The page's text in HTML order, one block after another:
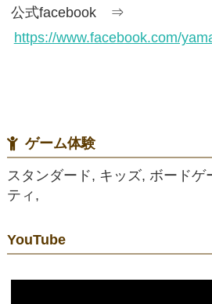
公式facebook ⇒
https://www.facebook.com/
ゲーム体験
スタンダード, キッズ, ボードゲ
ティ,
YouTube